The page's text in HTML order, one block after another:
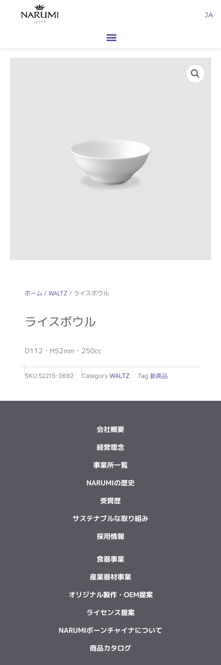
JA
ホーム /WALTZ / ライスボウル
ライスボウル
D112・H52mm・250cc
SKU 52215-3692 Category WALTZ Tag 新商品
会社概要
経営理念
事業所一覧
NARUMIの歴史
受賞歴
サステナブルな取り組み
採用情報
食器事業
産業器材事業
オリジナル製作・OEM提案
ライセンス提案
NARUMIボーンチャイナについて
商品カタログ